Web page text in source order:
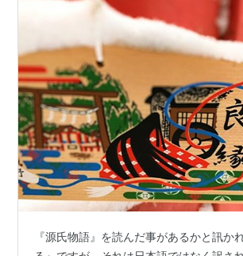
『源氏物語』を読んだ事があるかと訊か